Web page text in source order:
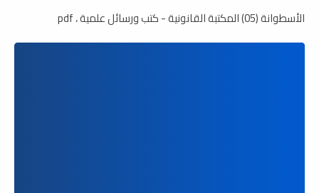
الأسطوانة (05) المكتبة القانونية - كتب ورسائل علمية ، pdf